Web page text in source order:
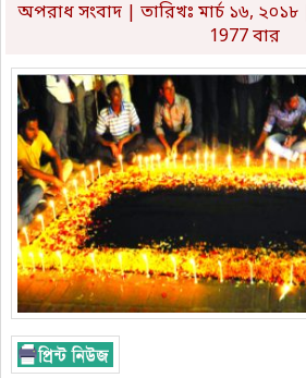
অপরাধ সংবাদ| তারিখঃ মার্চ ১৬,
1977 বার